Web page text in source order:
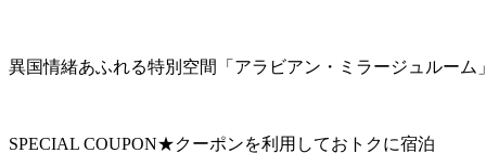
異国情緒あふれる特別空間「アラビアン・ミラージュルーム
SPECIAL COUPON★クーポンを利用しておトクに宿泊